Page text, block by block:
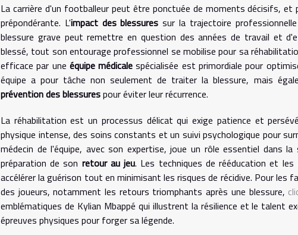
La carrière d'un footballeur peut être ponctuée de moments décisifs, et
prépondérante. L'impact des blessures sur la trajectoire
blessure grave peut remettre en question des années de travail et
blessé, tout son entourage professionnel se mobilise pour sa
efficace par une équipe médicale spécialisée est primordiale pour
équipe a pour tâche non seulement de traiter la blessure, mais
prévention des blessurespour éviter leur récurrence.
La réhabilitation est un processus délicat qui exige patience et
physique intense, des soins constants et un suivi psychologique pour
médecin de l'équipe, avec son expertise, joue un rôle essentiel dans
préparation de son retour au jeu. Les techniques de rééducation et
accélérer la guérison tout en minimisant les risques de récidive. Pour les
des joueurs, notamment les retours triomphants après une blessure,
emblématiques de Kylian Mbappé qui illustrent la résilience et le talent
épreuves physiques pour forger sa légende.